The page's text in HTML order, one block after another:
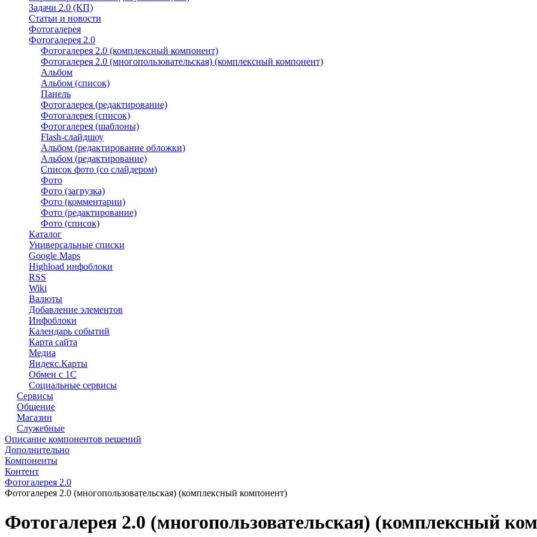
Задачи 2.0 (КП)
Статьи и новости
Фотогалерея
Фотогалерея 2.0
Фотогалерея 2.0 (комплексный компонент)
Фотогалерея 2.0 (многопользовательская) (комплексный компонент)
Альбом
Альбом (список)
Панель
Фотогалерея (редактирование)
Фотогалерея (список)
Фотогалерея (шаблоны)
Flash-слайдшоу
Альбом (редактирование обложки)
Альбом (редактирование)
Список фото (со слайдером)
Фото
Фото (загрузка)
Фото (комментарии)
Фото (редактирование)
Фото (список)
Каталог
Универсальные списки
Google Maps
Highload инфоблоки
RSS
Wiki
Валюты
Добавление элементов
Инфоблоки
Календарь событий
Карта сайта
Медиа
Яндекс.Карты
Обмен с 1С
Социальные сервисы
Сервисы
Общение
Магазин
Служебные
Описание компонентов решений
Дополнительно
Компоненты
Контент
Фотогалерея 2.0
Фотогалерея 2.0 (многопользовательская) (комплексный компонент)
Фотогалерея 2.0 (многопользовательская) (комплексный